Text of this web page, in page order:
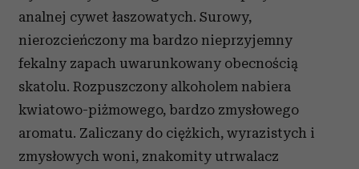
analnej cywet łaszowatych. Surowy,
nierozcieńczony ma bardzo nieprzyjemny
fekalny zapach uwarunkowany obecnością
skatolu. Rozpuszczony alkoholem nabiera
kwiatowo-piżmowego, bardzo zmysłowego
aromatu. Zaliczany do ciężkich, wyrazistych i
zmysłowych woni, znakomity utrwalacz